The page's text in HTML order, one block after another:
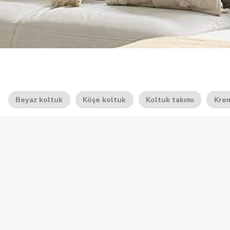
Beyaz koltuk Köşe koltuk Koltuk takımı